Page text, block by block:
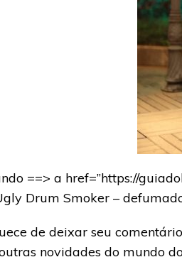
==> a href=”https://
Drum Smoker –
de deixar seu
novidades do mundo